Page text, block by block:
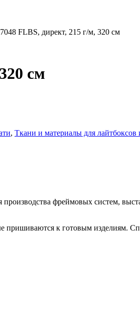
FLBS, директ, 215 г/м, 320 см
см
, Ткани и материалы для лайтбоксов
фреймовых систем,
пришиваются к готовым изделиям.